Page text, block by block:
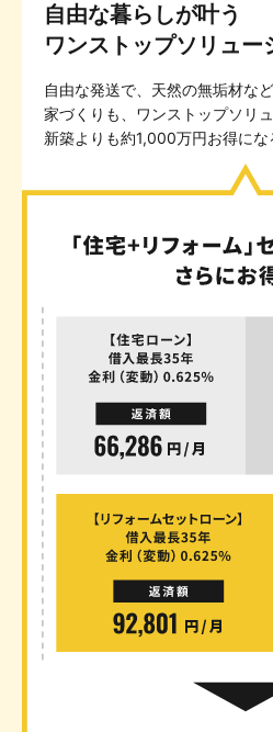
自由な暮らしが叶う
ワンストップソリュー
自由な発送で、天然の無垢材な
家づくりも、ワンストップソリ
新築よりも約1,000万円お得にな